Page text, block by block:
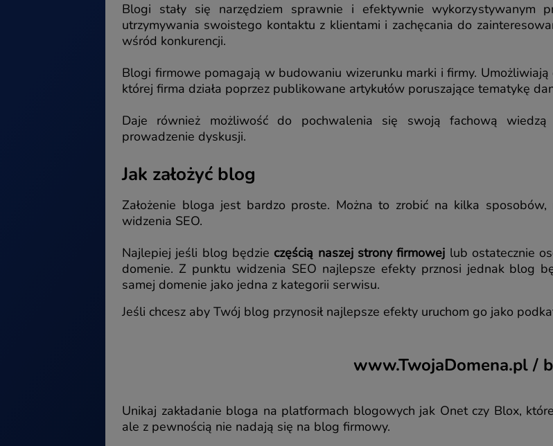
Blogi stały się narzędziem sprawnie i efektywnie
utrzymywania swoistego kontaktu z klientami i zachęcania do
wśród konkurencji.
Blogi firmowe pomagają w budowaniu wizerunku marki i firmy.
której firma działa poprzez publikowane artykułów poruszające tematykę
Daje również możliwość do pochwalenia się swoją fachową wiedzą
prowadzenie dyskusji.
Jak założyć blog
Założenie bloga jest bardzo proste. Można to zrobić na kilka
widzenia SEO.
Najlepiej jeśli blog będzie częścią naszej strony firmowej lub ostatecznie
domenie. Z punktu widzenia SEO najlepsze efekty prznosi jednak blog
samej domenie jako jedna z kategorii serwisu.
Jeśli chcesz aby Twój blog przynosił najlepsze efekty uruchom go jako
www.TwojaDomena.pl /
Unikaj zakładanie bloga na platformach blogowych jak Onet czy Blox,
ale z pewnością nie nadają się na blog firmowy.